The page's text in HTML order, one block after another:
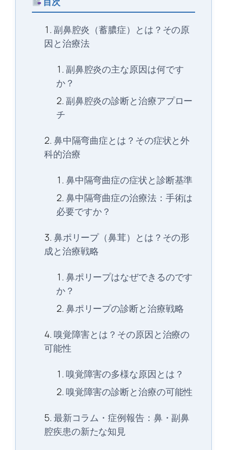
副鼻腔炎（蓄膿症）とは？その原
因と治療法
副鼻腔炎の主な原因は何です
か？
副鼻腔炎の診断と治療アプロー
チ
鼻中隔弯曲症とは？その症状と外
科的治療
鼻中隔弯曲症の症状と診断基準
鼻中隔弯曲症の治療法：手術は
必要ですか？
鼻ポリープ（鼻茸）とは？その形
成と治療戦略
鼻ポリープはなぜできるのです
か？
鼻ポリープの診断と治療戦略
嗅覚障害とは？その原因と治療の
可能性
嗅覚障害の多様な原因とは？
嗅覚障害の診断と治療の可能性
最新コラム・症例報告：鼻・副鼻
腔疾患の新たな知見